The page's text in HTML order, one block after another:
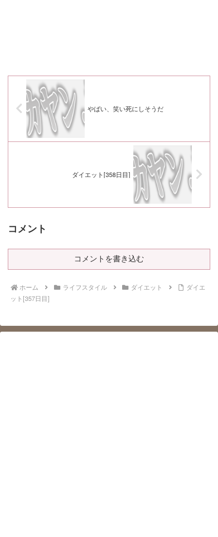
やばい、笑い死にしそうだ
ダイエット[358日目]
コメント
コメントを書き込む
ホーム ライフスタイル ダイエット
ダイエ
ット[357日目]